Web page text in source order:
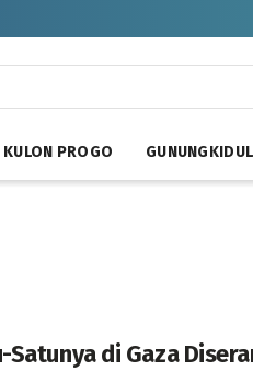
KULON PROGO GUNUNGKIDUL
Satunya di Gaza